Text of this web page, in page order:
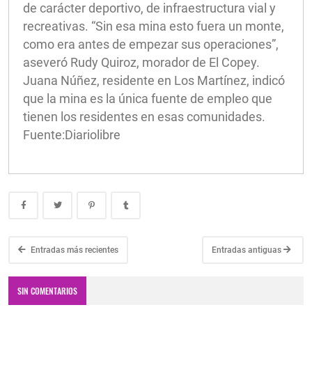
de carácter deportivo, de infraestructura vial y
recreativas. “Sin esa mina esto fuera un monte,
como era antes de empezar sus operaciones”,
aseveró Rudy Quiroz, morador de El Copey.
Juana Núñez, residente en Los Martínez, indicó
que la mina es la única fuente de empleo que
tienen los residentes en esas comunidades.
Fuente:Diariolibre
Entradas más recientes Entradas antiguas
SIN COMENTARIOS